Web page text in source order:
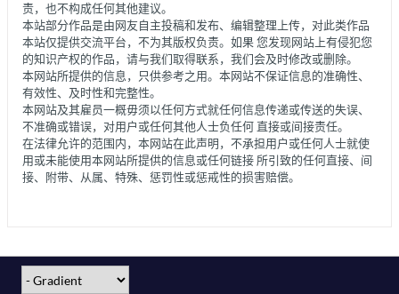
责，也不构成任何其他建议。
本站部分作品是由网友自主投稿和发布、编辑整理上传，对此类作品
本站仅提供交流平台，不为其版权负责。如果 您发现网站上有侵犯您
的知识产权的作品，请与我们取得联系，我们会及时修改或删除。
本网站所提供的信息，只供参考之用。本网站不保证信息的准确性、
有效性、及时性和完整性。
本网站及其雇员一概毋须以任何方式就任何信息传递或传送的失误、
不准确或错误，对用户或任何其他人士负任何 直接或间接责任。
在法律允许的范围内，本网站在此声明，不承担用户或任何人士就使
用或未能使用本网站所提供的信息或任何链接 所引致的任何直接、间
接、附带、从属、特殊、惩罚性或惩戒性的损害赔偿。